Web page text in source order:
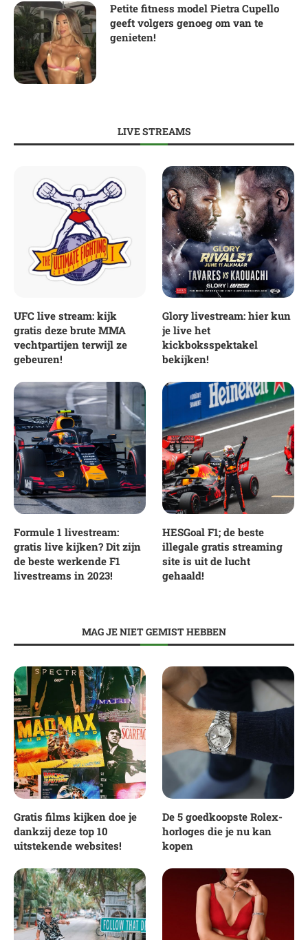
Petite fitness model Pietra Cupello
geeft volgers genoeg om van te
genieten!
LIVE STREAMS
UFC live stream: kijk
gratis deze brute MMA
vechtpartijen terwijl ze
gebeuren!
Glory livestream: hier kun
je live het
kickboksspektakel
bekijken!
Formule 1 livestream:
gratis live kijken? Dit zijn
de beste werkende F1
livestreams in 2023!
HESGoal F1; de beste
illegale gratis streaming
site is uit de lucht
gehaald!
MAG JE NIET GEMIST HEBBEN
Gratis films kijken doe je
dankzij deze top 10
uitstekende websites!
De 5 goedkoopste Rolex-
horloges die je nu kan
kopen